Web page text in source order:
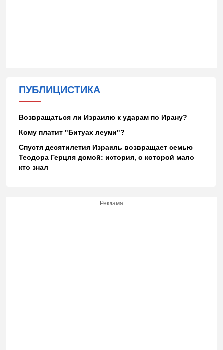
ПУБЛИЦИСТИКА
Возвращаться ли Израилю к ударам по Ирану?
Кому платит "Битуах леуми"?
Спустя десятилетия Израиль возвращает семью
Теодора Герцля домой: история, о которой мало
кто знал
Реклама